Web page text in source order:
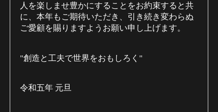
人を楽しませ豊かにすることをお約束すると共
に、本年もご期待いただき、引き続き変わらぬ
ご愛顧を賜りますようお願い申し上げます。
"創造と工夫で世界をおもしろく "
令和五年 元旦